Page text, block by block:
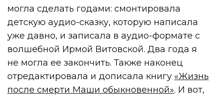
могла сделать годами: смонтировала
детскую аудио-сказку, которую написала
уже давно, и записала в аудио-формате с
волшебной Ирмой Витовской. Два года я
не могла ее закончить. Также наконец
отредактировала и дописала книгу «Жизнь
после смерти Маши обыкновенной». И вот,